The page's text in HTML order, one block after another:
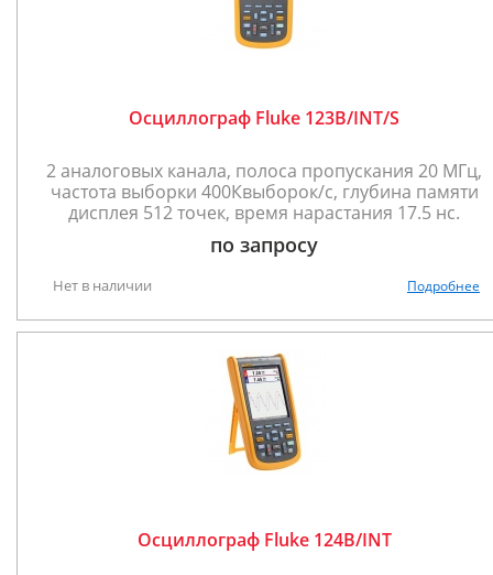
Осциллограф Fluke 123B/INT/S
2 аналоговых канала, полоса пропускания 20 МГц,
частота выборки 400Квыборок/с, глубина памяти
дисплея 512 точек, время нарастания 17.5 нс.
по запросу
Нет в наличии Подробнее
Осциллограф Fluke 124B/INT